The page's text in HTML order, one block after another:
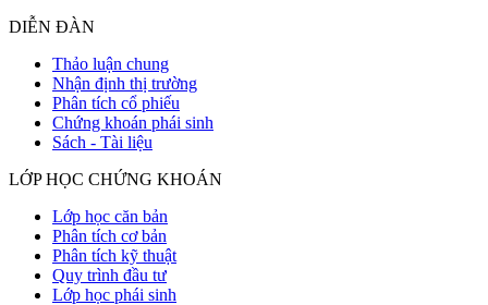
DIỄN ĐÀN
Thảo luận chung
Nhận định thị trường
Phân tích cổ phiếu
Chứng khoán phái sinh
Sách - Tài liệu
LỚP HỌC CHỨNG KHOÁN
Lớp học căn bản
Phân tích cơ bản
Phân tích kỹ thuật
Quy trình đầu tư
Lớp học phái sinh